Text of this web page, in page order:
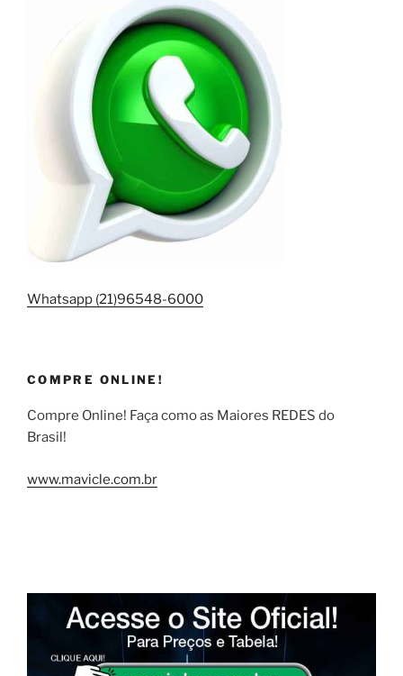
Whatsapp (21)96548-6000
COMPRE ONLINE!
Compre Online! Faça como as Maiores REDES do
Brasil!
www.mavicle.com.br